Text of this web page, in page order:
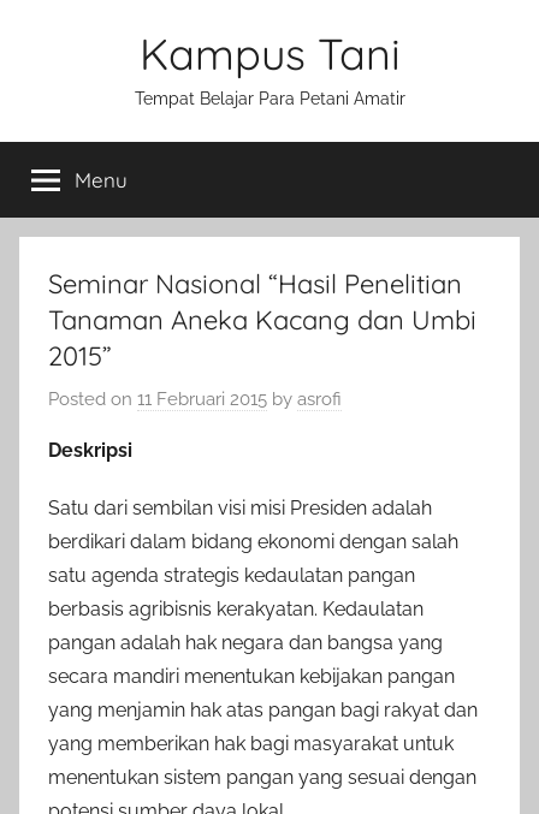
Kampus Tani
Tempat Belajar Para Petani Amatir
Menu
Seminar Nasional “Hasil Penelitian
Tanaman Aneka Kacang dan Umbi
2015”
Posted on 11 Februari 2015 by asrofi
Deskripsi
Satu dari sembilan visi misi Presiden adalah
berdikari dalam bidang ekonomi dengan salah
satu agenda strategis kedaulatan pangan
berbasis agribisnis kerakyatan. Kedaulatan
pangan adalah hak negara dan bangsa yang
secara mandiri menentukan kebijakan pangan
yang menjamin hak atas pangan bagi rakyat dan
yang memberikan hak bagi masyarakat untuk
menentukan sistem pangan yang sesuai dengan